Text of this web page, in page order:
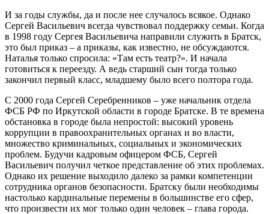
И за годы службы, да и после нее случалось всякое. Однако
Сергей Васильевич всегда чувствовал поддержку семьи. Когда
в 1998 году Сергея Васильевича направили служить в Братск,
это был приказ – а приказы, как известно, не обсуждаются.
Наталья только спросила: «Там есть театр?». И начала
готовиться к переезду. А ведь старший сын тогда только
закончил первый класс, младшему было всего полтора года.
С 2000 года Сергей Серебренников – уже начальник отдела
ФСБ РФ по Иркутской области в городе Братске. В те времена
обстановка в городе была непростой: высокий уровень
коррупции в правоохранительных органах и во власти,
множество криминальных, социальных и экономических
проблем. Будучи кадровым офицером ФСБ, Сергей
Васильевич получил четкое представление об этих проблемах.
Однако их решение выходило далеко за рамки компетенции
сотрудника органов безопасности. Братску были необходимы
настолько кардинальные перемены в большинстве его сфер,
что произвести их мог только один человек – глава города.